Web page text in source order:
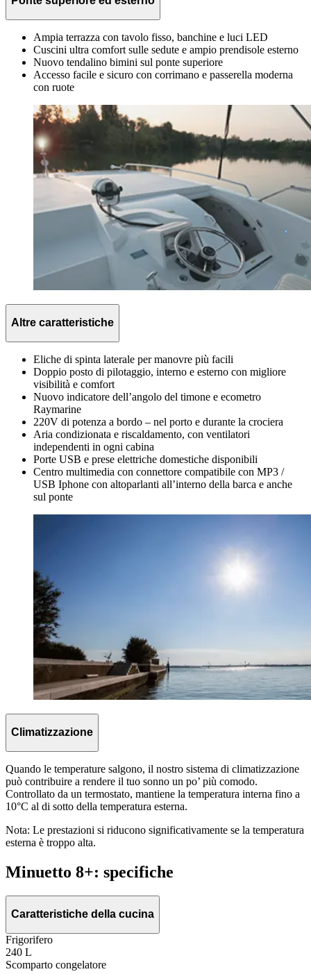
Ampia terrazza con tavolo fisso, banchine e luci LED
Cuscini ultra comfort sulle sedute e ampio prendisole esterno
Nuovo tendalino bimini sul ponte superiore
Accesso facile e sicuro con corrimano e passerella moderna
con ruote
Altre caratteristiche
Eliche di spinta laterale per manovre più facili
Doppio posto di pilotaggio, interno e esterno con migliore
visibilità e comfort
Nuovo indicatore dell’angolo del timone e ecometro
Raymarine
220V di potenza a bordo – nel porto e durante la crociera
Aria condizionata e riscaldamento, con ventilatori
independenti in ogni cabina
Porte USB e prese elettriche domestiche disponibili
Centro multimedia con connettore compatibile con MP3 /
USB Iphone con altoparlanti all’interno della barca e anche
sul ponte
Climatizzazione
Quando le temperature salgono, il nostro sistema di climatizzazione
può contribuire a rendere il tuo sonno un po’ più comodo.
Controllato da un termostato, mantiene la temperatura interna fino a
10°C al di sotto della temperatura esterna.
Nota: Le prestazioni si riducono significativamente se la temperatura
esterna è troppo alta.
Minuetto 8+: specifiche
Caratteristiche della cucina
Frigorifero
240 L
Scomparto congelatore